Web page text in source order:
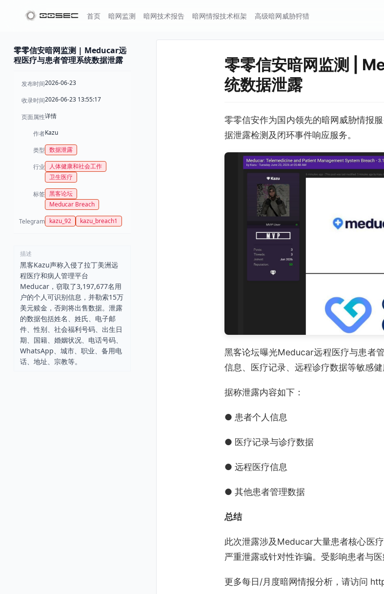
首页 暗网监测 暗网技术报告 暗网情报技术框架 高级暗网威胁狩猎
零零信安暗网监测 | Meducar远
程医疗与患者管理系统数据泄露
发布时间2026-06-23
收录时间2026-06-23 13:55:17
页面属性详情
作者Kazu
类型 数据泄露
行业
人体健康和社会工作
卫生医疗
标签 黑客论坛
Meducar Breach
Telegram kazu_92 kazu_breach1
描述
黑客Kazu声称入侵了拉丁美洲远
程医疗和病人管理平台
Meducar，窃取了3,197,677名用
户的个人可识别信息，并勒索15万
美元赎金，否则将出售数据。泄露
的数据包括姓名、姓氏、电子邮
件、性别、社会福利号码、出生日
期、国籍、婚姻状况、电话号码、
WhatsApp、城市、职业、备用电
话、地址、宗教等。
零零信安暗网监测 |
统数据泄露
零零信安作为国内领先的暗网威胁情报
据泄露检测及闭环事件响应服务。
黑客论坛曝光Meducar远程医疗与患者
信息、医疗记录、远程诊疗数据等敏感健
据称泄露内容如下：
● 患者个人信息
● 医疗记录与诊疗数据
● 远程医疗信息
● 其他患者管理数据
总结
此次泄露涉及Meducar大量患者核心医
严重泄露或针对性诈骗。受影响患者与
更多每日/月度暗网情报分析，请访问